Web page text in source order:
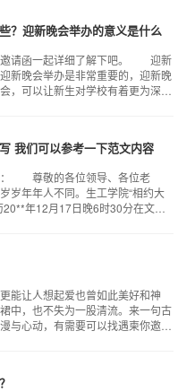
？迎新晚会举办的意义是什么
邀请函一起详细了解下吧。 迎新
晚会举办是非常重要的，迎新晚
，可以让新生对学校有着更为深刻
我们可以参考一下范文内容
尊敬的各位领导、各位老
年年人不同。生工学院“相约大
年12月17日晚6时30分在文浩
能让人想起爱也曾如此美好和神
中，也不失为一股清流。来一句古
与心动，有需要可以找遇柬你邀请